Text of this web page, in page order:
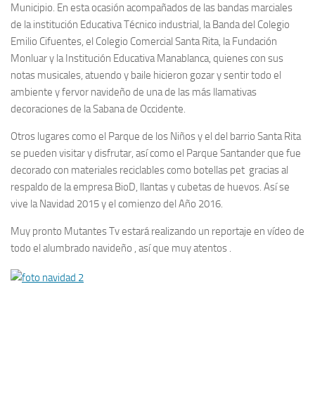
Municipio. En esta ocasión acompañados de las bandas marciales
de la institución Educativa Técnico industrial, la Banda del Colegio
Emilio Cifuentes, el Colegio Comercial Santa Rita, la Fundación
Monluar y la Institución Educativa Manablanca, quienes con sus
notas musicales, atuendo y baile hicieron gozar y sentir todo el
ambiente y fervor navideño de una de las más llamativas
decoraciones de la Sabana de Occidente.
Otros lugares como el Parque de los Niños y el del barrio Santa Rita
se pueden visitar y disfrutar, así como el Parque Santander que fue
decorado con materiales reciclables como botellas pet gracias al
respaldo de la empresa BioD, llantas y cubetas de huevos. Así se
vive la Navidad 2015 y el comienzo del Año 2016.
Muy pronto Mutantes Tv estará realizando un reportaje en vídeo de
todo el alumbrado navideño , así que muy atentos .